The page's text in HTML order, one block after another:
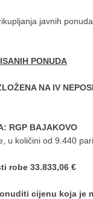
javnih
PONUDA
NA IV
RGP BAJAKOVO
u količini od 9.440 pari
robe 33.833,06 €
cijenu koja je